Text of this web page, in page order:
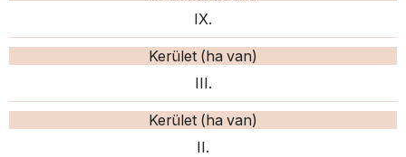
IX.
Kerület (ha van)
III.
Kerület (ha van)
II.